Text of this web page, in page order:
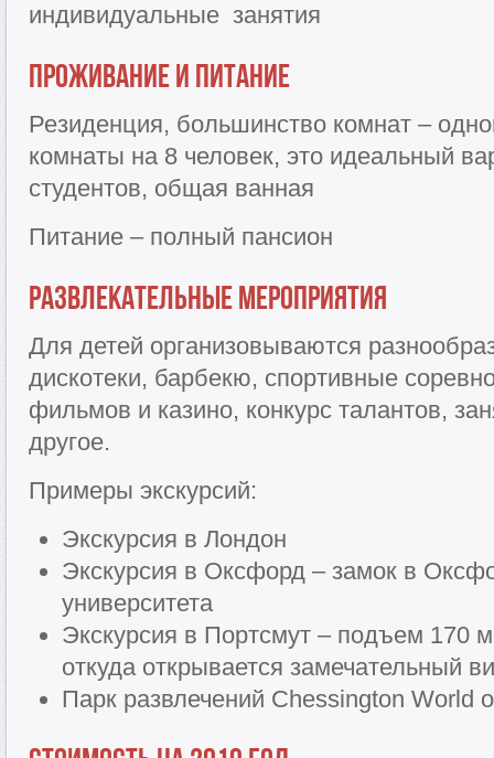
индивидуальные занятия
Проживание и питание
Резиденция, большинство комнат –
комнаты на 8 человек, это идеальный
студентов, общая ванная
Питание – полный пансион
Развлекательные мероприятия
Для детей организовываются
дискотеки, барбекю, спортивные
фильмов и казино, конкурс талантов,
другое.
Примеры экскурсий:
Экскурсия в Лондон
Экскурсия в Оксфорд – замок в
университета
Экскурсия в Портсмут – подъем 170
откуда открывается замечательный
Парк развлечений Chessington World